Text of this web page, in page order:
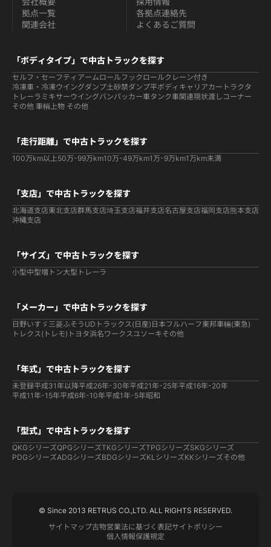
拠点一覧
関連会社
各拠点連絡先
よくあるご質問
「ボディタイプ」で中古トラックを探す
セルフ・セーフティ アームロールフックロールクレーン付き
冷凍車・冷凍ウイングダンプ土砂禁ダンプ平ボディ キャリアカー トラクタ
トレーラ ミキサーウイングバンパッカー車タンク車関連現状渡しコーナー
その他 車輌上物 その他
「走行距離」で中古トラックを探す
100万km以上50万-99万km10万-49万km1万-9万km1万km未満
「支店」で中古トラックを探す
北海道支店東北支店群馬支店埼玉支店福井支店名古屋支店福岡支店熊本支店
沖縄支店
「サイズ」で中古トラックを探す
小型中型増トン大型 トレーラ
「メーカー」で中古トラックを探す
日野いすゞ 三菱ふそう UDトラックス(日産) 日本フルハーフ 東邦車輛(東急)
トレクス(トレモ) トヨタ浜名ワークスユソーキその他
「年式」で中古トラックを探す
未登録平成31年以降平成26年-30年平成21年-25年平成16年-20年
平成11年-15年平成6年-10年平成1年-5年昭和
「型式」で中古トラックを探す
QKGシリーズQPGシリーズTKGシリーズTPGシリーズSKGシリーズ
PDGシリーズADGシリーズBDGシリーズKLシリーズKKシリーズその他
© Since 2013 RETRUS CO.,LTD. ALL RIGHTS RESERVED.
サイトマップ古物営業法に基づく表記サイトポリシー
個人情報保護規定